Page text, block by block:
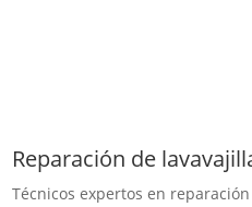
Reparación de
Técnicos expertos en